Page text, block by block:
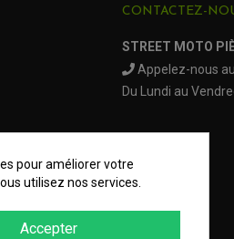
CONTACTEZ-
STREET MOTO
Appelez-nous
Du Lundi au
pour améliorer votre
utilisez nos services.
Accepter